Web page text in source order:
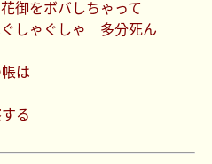
御をボバしちゃって
しゃぐしゃ 多分死ん
は
る